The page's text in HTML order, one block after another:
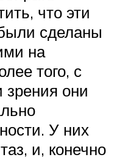
что эти
сделаны
на
того, с
зрения они
У них
и, конечно